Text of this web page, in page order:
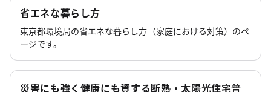
省エネな暮らし方
東京都環境局の省エネな暮らし方（家庭における対策）のペ
ージです。
災害にも強く健康にも資する断熱・太陽光住宅普